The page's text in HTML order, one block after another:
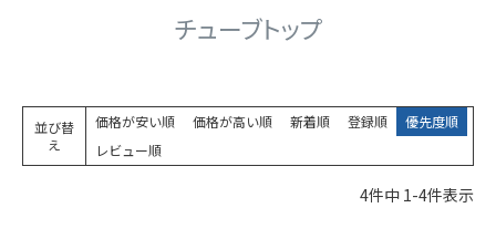
チューブトップ
並び替
え
価格が安い順 価格が高い順 新着順 登録順
優先度順
レビュー順
4件中 1-4件表示